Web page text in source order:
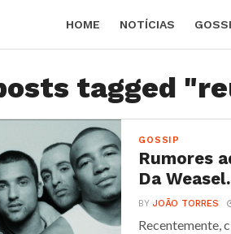
HOME NOTÍCIAS
tagged
GOSSIP
Rumores
Da
BYJOÃO TORRES
Recentemente,